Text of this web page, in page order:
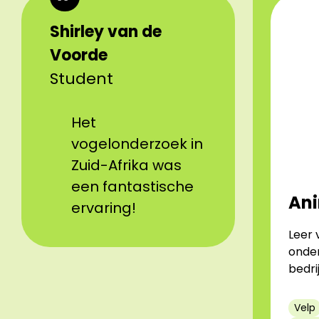
Shirley van de
Voorde
Student
Het
vogelonderzoek in
Zuid-Afrika was
een fantastische
ervaring!
Leer
Velp